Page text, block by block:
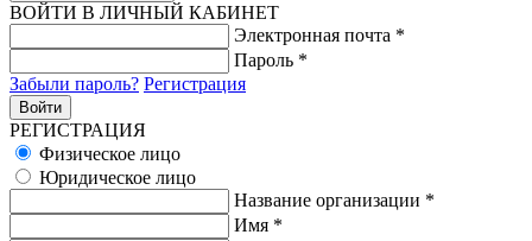
ВОЙТИ В ЛИЧНЫЙ КАБИНЕТ
Электронная почта *
Пароль *
Забыли пароль? Регистрация
РЕГИСТРАЦИЯ
Физическое лицо
Юридическое лицо
Название организации *
Имя *